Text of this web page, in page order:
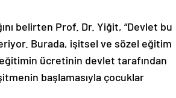
belirten Prof. Dr. Yiğit, “Devlet bu
Burada, işitsel ve sözel eğitim
ücretinin devlet tarafından
başlamasıyla çocuklar